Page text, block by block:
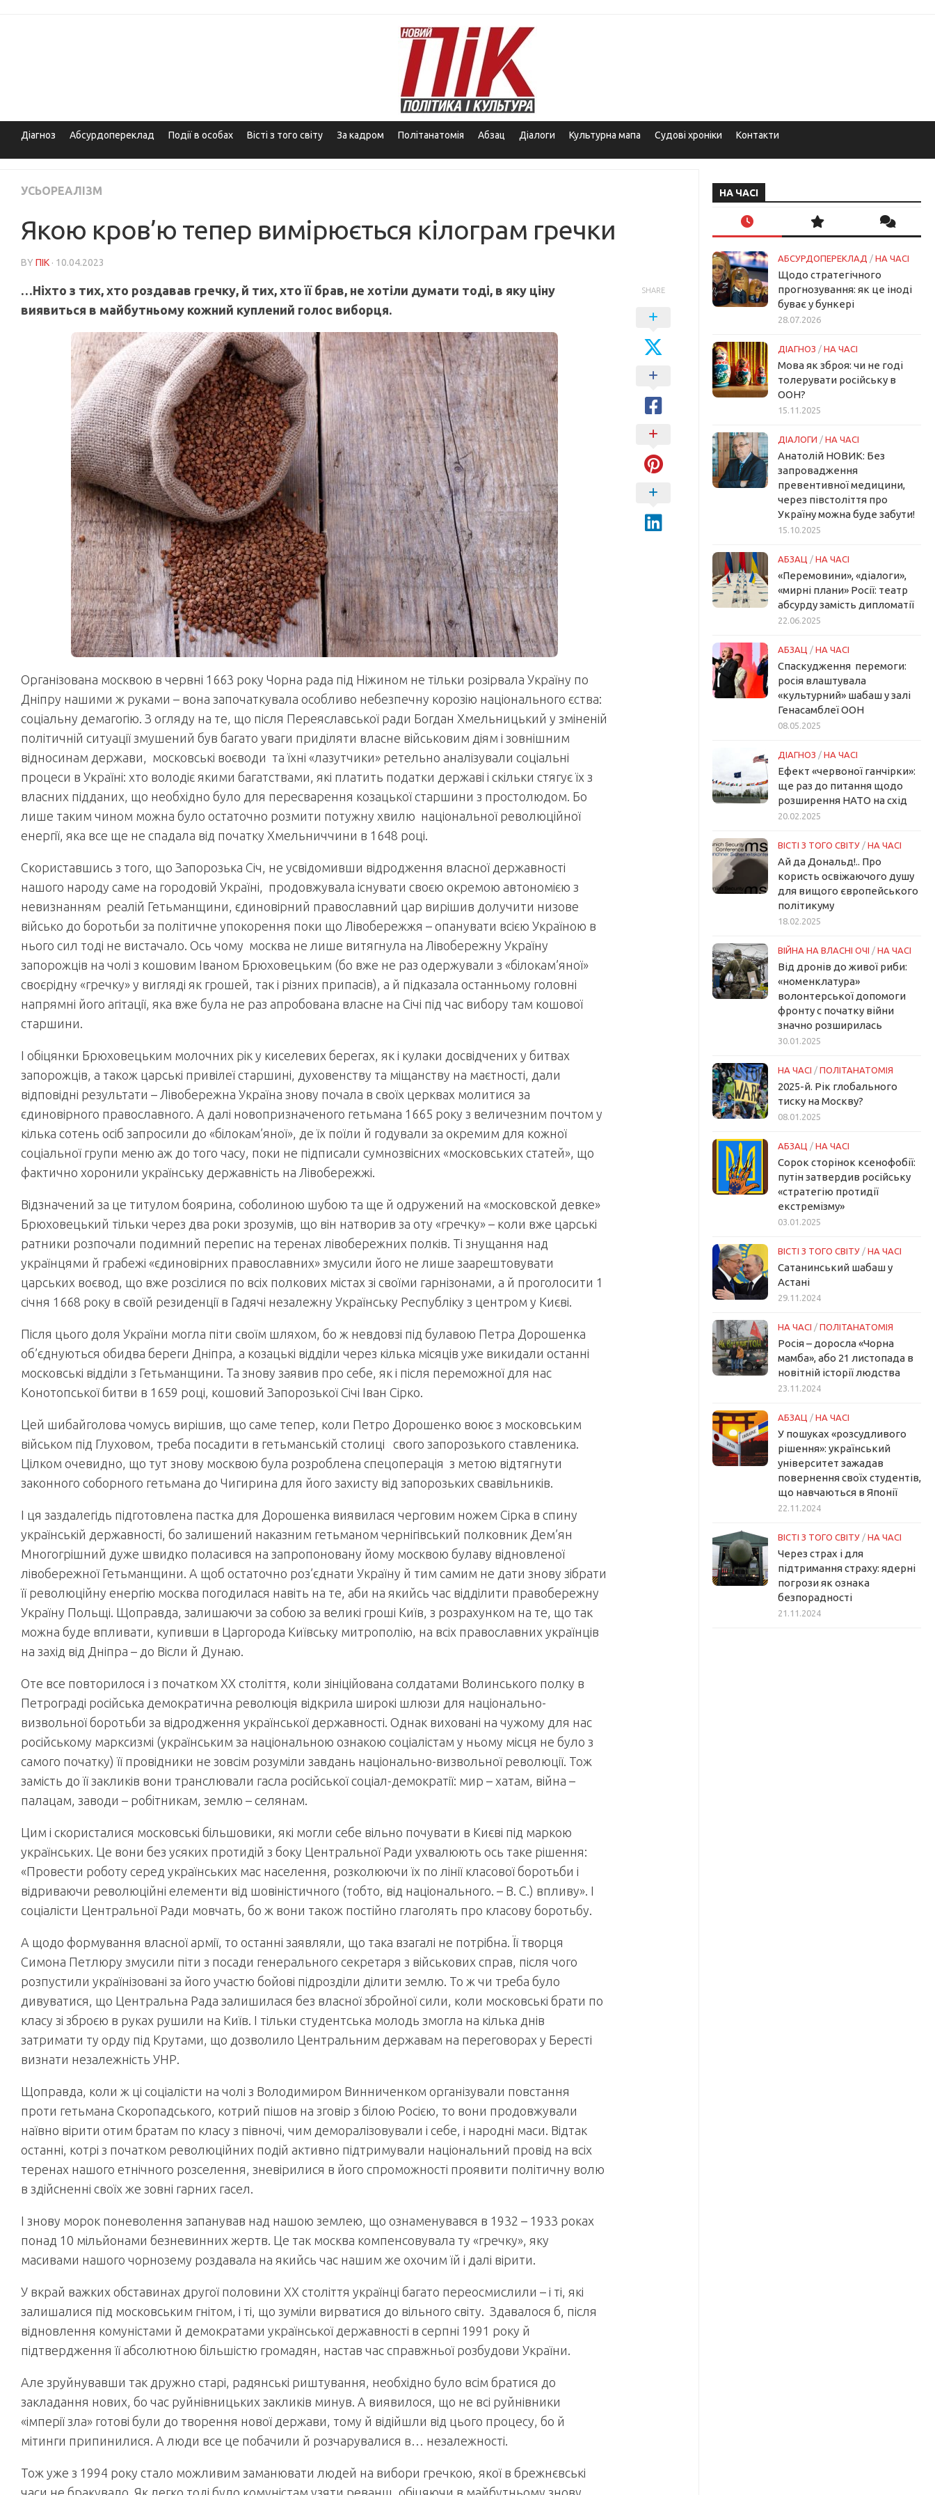
Діагноз Абсурдопереклад Події в особах Вісті з того світу За кадром Політанатомія Абзац Діалоги Культурна мапа Судові хроніки Контакти
УСЬОРЕАЛІЗМ
Якою кров’ю тепер вимірюється кілограм гречки
BY ПІК · 10.04.2023
…Ніхто з тих, хто роздавав гречку, й тих, хто її брав, не хотіли думати тоді, в яку ціну
виявиться в майбутньому кожний куплений голос виборця.
Організована москвою в червні 1663 року Чорна рада під Ніжином не тільки розірвала Україну по
Дніпру нашими ж руками – вона започаткувала особливо небезпечну корозію національного єства:
соціальну демагогію. З огляду на те, що після Переяславської ради Богдан Хмельницький у зміненій
політичній ситуації змушений був багато уваги приділяти власне військовим діям і зовнішним
відносинам держави, московські воєводи та їхні «лазутчики» ретельно аналізували соціальні
процеси в Україні: хто володіє якими багатствами, які платить податки державі і скільки стягує їх з
власних підданих, що необхідно було для пересварення козацької старшини з простолюдом. Бо
лише таким чином можна було остаточно розмити потужну хвилю національної революційної
енергії, яка все ще не спадала від початку Хмельниччини в 1648 році.
Скориставшись з того, що Запорозька Січ, не усвідомивши відродження власної державності
нашого народу саме на городовій Україні, продовжувала існувати своєю окремою автономією з
невизнанням реалій Гетьманщини, єдиновірний православний цар вирішив долучити низове
військо до боротьби за політичне упокорення поки що Лівобережжя – опанувати всією Україною в
нього сил тоді не вистачало. Ось чому москва не лише витягнула на Лівобережну Україну
запорожців на чолі з кошовим Іваном Брюховецьким (бо вже не раз одержували з «білокам’яної»
своєрідну «гречку» у вигляді як грошей, так і різних припасів), а й підказала останньому головні
напрямні його агітації, яка вже була не раз апробована власне на Січі під час вибору там кошової
старшини.
І обіцянки Брюховецьким молочних рік у киселевих берегах, як і кулаки досвідчених у битвах
запорожців, а також царські привілеї старшині, духовенству та міщанству на маєтності, дали
відповідні результати – Лівобережна Україна знову почала в своїх церквах молитися за
єдиновірного православного. А далі новопризначеного гетьмана 1665 року з величезним почтом у
кілька сотень осіб запросили до «білокам’яної», де їх поїли й годували за окремим для кожної
соціальної групи меню аж до того часу, поки не підписали сумнозвісних «московських статей», що
фактично хоронили українську державність на Лівобережжі.
Відзначений за це титулом боярина, соболиною шубою та ще й одружений на «московской девке»
Брюховецький тільки через два роки зрозумів, що він натворив за оту «гречку» – коли вже царські
ратники розпочали подимний перепис на теренах лівобережних полків. Ті знущання над
українцями й грабежі «єдиновірних православних» змусили його не лише заарештовувати
царських воєвод, що вже розсілися по всіх полкових містах зі своїми гарнізонами, а й проголосити 1
січня 1668 року в своїй резиденції в Гадячі незалежну Українську Республіку з центром у Києві.
Після цього доля України могла піти своїм шляхом, бо ж невдовзі під булавою Петра Дорошенка
об’єднуються обидва береги Дніпра, а козацькі відділи через кілька місяців уже викидали останні
московські відділи з Гетьманщини. Та знову заявив про себе, як і після переможної для нас
Конотопської битви в 1659 році, кошовий Запорозької Січі Іван Сірко.
Цей шибайголова чомусь вирішив, що саме тепер, коли Петро Дорошенко воює з московським
військом під Глуховом, треба посадити в гетьманській столиці свого запорозького ставленика.
Цілком очевидно, що тут знову москвою була розроблена спецоперація з метою відтягнути
законного соборного гетьмана до Чигирина для його захисту від запорозьких свавільників.
І ця заздалегідь підготовлена пастка для Дорошенка виявилася черговим ножем Сірка в спину
українській державності, бо залишений наказним гетьманом чернігівський полковник Дем’ян
Многогрішний дуже швидко поласився на запропоновану йому москвою булаву відновленої
лівобережної Гетьманщини. А щоб остаточно роз’єднати Україну й тим самим не дати знову зібрати
її революційну енергію москва погодилася навіть на те, аби на якийсь час відділити правобережну
Україну Польщі. Щоправда, залишаючи за собою за великі гроші Київ, з розрахунком на те, що так
можна буде впливати, купивши в Царгорода Київську митрополію, на всіх православних українців
на захід від Дніпра – до Вісли й Дунаю.
Оте все повторилося і з початком ХХ століття, коли зініційована солдатами Волинського полку в
Петрограді російська демократична революція відкрила широкі шлюзи для національно-
визвольної боротьби за відродження української державності. Однак виховані на чужому для нас
російському марксизмі (українським за національною ознакою соціалістам у ньому місця не було з
самого початку) її провідники не зовсім розуміли завдань національно-визвольної революції. Тож
замість до її закликів вони транслювали гасла російської соціал-демократії: мир – хатам, війна –
палацам, заводи – робітникам, землю – селянам.
Цим і скористалися московські більшовики, які могли себе вільно почувати в Києві під маркою
українських. Це вони без усяких протидій з боку Центральної Ради ухвалюють ось таке рішення:
«Провести роботу серед українських мас населення, розколюючи їх по лінії класової боротьби і
відриваючи революційні елементи від шовіністичного (тобто, від національного. – В. С.) впливу». І
соціалісти Центральної Ради мовчать, бо ж вони також постійно глаголять про класову боротьбу.
А щодо формування власної армії, то останні заявляли, що така взагалі не потрібна. Її творця
Симона Петлюру змусили піти з посади генерального секретаря з військових справ, після чого
розпустили українізовані за його участю бойові підрозділи ділити землю. То ж чи треба було
дивуватися, що Центральна Рада залишилася без власної збройної сили, коли московські брати по
класу зі зброєю в руках рушили на Київ. І тільки студентська молодь змогла на кілька днів
затримати ту орду під Крутами, що дозволило Центральним державам на переговорах у Бересті
визнати незалежність УНР.
Щоправда, коли ж ці соціалісти на чолі з Володимиром Винниченком організували повстання
проти гетьмана Скоропадського, котрий пішов на зговір з білою Росією, то вони продовжували
наївно вірити отим братам по класу з півночі, чим деморалізовували і себе, і народні маси. Відтак
останні, котрі з початком революційних подій активно підтримували національний провід на всіх
теренах нашого етнічного розселення, зневірилися в його спроможності проявити політичну волю
в здійсненні своїх же зовні гарних гасел.
І знову морок поневолення запанував над нашою землею, що ознаменувався в 1932 – 1933 роках
понад 10 мільйонами безневинних жертв. Це так москва компенсовувала ту «гречку», яку
масивами нашого чорнозему роздавала на якийсь час нашим же охочим їй і далі вірити.
У вкрай важких обставинах другої половини ХХ століття українці багато переосмислили – і ті, які
залишалися під московським гнітом, і ті, що зуміли вирватися до вільного світу. Здавалося б, після
відновлення комуністами й демократами української державності в серпні 1991 року й
підтвердження її абсолютною більшістю громадян, настав час справжньої розбудови України.
Але зруйнувавши так дружно старі, радянські риштування, необхідно було всім братися до
закладання нових, бо час руйнівницьких закликів минув. А виявилося, що не всі руйнівники
«імперії зла» готові були до творення нової держави, тому й відійшли від цього процесу, бо й
мітинги припинилися. А люди все це побачили й розчарувалися в… незалежності.
Тож уже з 1994 року стало можливим заманювати людей на вибори гречкою, якої в брежнєвські
часи не бракувало. Як легко тоді було комуністам узяти реванш, обіцяючи в майбутньому знову
SHARE
НА ЧАСІ
АБСУРДОПЕРЕКЛАД / НА ЧАСІ
Щодо стратегічного
прогнозування: як це іноді
буває у бункері
28.07.2026
ДІАГНОЗ / НА ЧАСІ
Мова як зброя: чи не годі
толерувати російську в
ООН?
15.11.2025
ДІАЛОГИ / НА ЧАСІ
Анатолій НОВИК: Без
запровадження
превентивної медицини,
через півстоліття про
Україну можна буде забути!
15.10.2025
АБЗАЦ / НА ЧАСІ
«Перемовини», «діалоги»,
«мирні плани» Росії: театр
абсурду замість дипломатії
22.06.2025
АБЗАЦ / НА ЧАСІ
Спаскудження перемоги:
росія влаштувала
«культурний» шабаш у залі
Генасамблеї ООН
08.05.2025
ДІАГНОЗ / НА ЧАСІ
Ефект «червоної ганчірки»:
ще раз до питання щодо
розширення НАТО на схід
20.02.2025
ВІСТІ З ТОГО СВІТУ / НА ЧАСІ
Ай да Дональд!.. Про
користь освіжаючого душу
для вищого європейського
політикуму
18.02.2025
ВІЙНА НА ВЛАСНІ ОЧІ / НА ЧАСІ
Від дронів до живої риби:
«номенклатура»
волонтерської допомоги
фронту с початку війни
значно розширилась
30.01.2025
НА ЧАСІ / ПОЛІТАНАТОМІЯ
2025-й. Рік глобального
тиску на Москву?
08.01.2025
АБЗАЦ / НА ЧАСІ
Сорок сторінок ксенофобії:
путін затвердив російську
«стратегію протидії
екстремізму»
03.01.2025
ВІСТІ З ТОГО СВІТУ / НА ЧАСІ
Сатанинський шабаш у
Астані
29.11.2024
НА ЧАСІ / ПОЛІТАНАТОМІЯ
Росія – доросла «Чорна
мамба», або 21 листопада в
новітній історії людства
23.11.2024
АБЗАЦ / НА ЧАСІ
У пошуках «розсудливого
рішення»: український
університет зажадав
повернення своїх студентів,
що навчаються в Японії
22.11.2024
ВІСТІ З ТОГО СВІТУ / НА ЧАСІ
Через страх і для
підтримання страху: ядерні
погрози як ознака
безпорадності
21.11.2024